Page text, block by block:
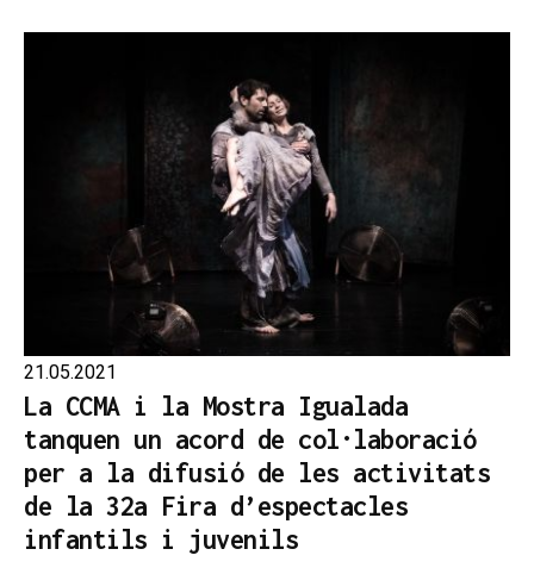
21.05.2021
La CCMA i la Mostra Igualada
tanquen un acord de col·laboració
per a la difusió de les activitats
de la 32a Fira d’espectacles
infantils i juvenils